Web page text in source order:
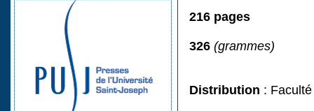
216 pages
326 (grammes)
Distribution :